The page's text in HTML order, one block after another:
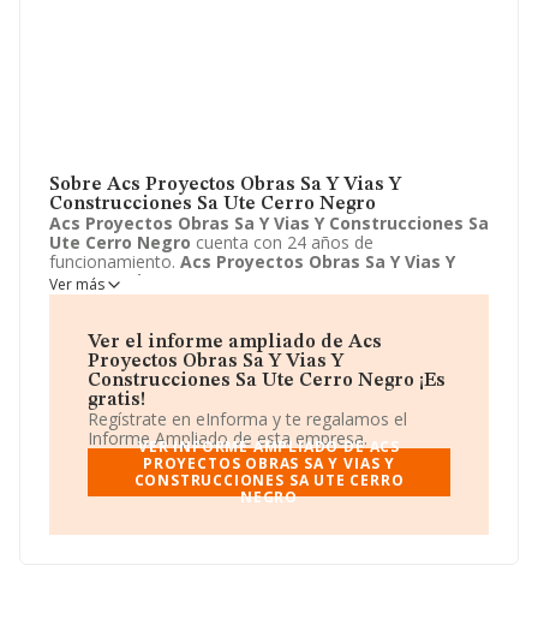
Sobre Acs Proyectos Obras Sa Y Vias Y
Construcciones Sa Ute Cerro Negro
Acs Proyectos Obras Sa Y Vias Y Construcciones Sa
Ute Cerro Negro cuenta con 24 años de
funcionamiento. Acs Proyectos Obras Sa Y Vias Y
Construcciones Sa Ute Cerro Negro
domicilio social registrado en Avenida pio xii, 102,
como 9499 - Otras actividades asociativas n.c.o.p..
Proyectos Obras Sa Y Vias Y Construcciones Sa Ute
Cerro Negroaparece inscrita como Unión temporal de
empresas.
Ver más
Ver el informe ampliado de Acs
Proyectos Obras Sa Y Vias Y
Construcciones Sa Ute Cerro Negro ¡Es
gratis!
Regístrate en eInforma y te regalamos el
Informe Ampliado de esta empresa.
VER INFORME AMPLIADO DE ACS
PROYECTOS OBRAS SA Y VIAS Y
CONSTRUCCIONES SA UTE CERRO
NEGRO